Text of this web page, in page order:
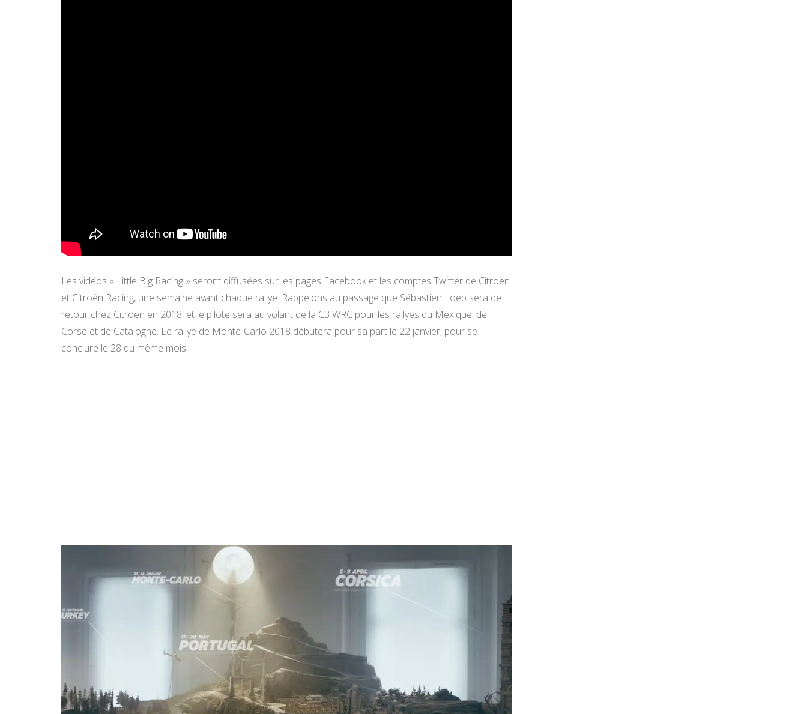
Les vidéos « Little Big Racing » seront diffusées sur les pages Facebook et les comptes Twitter de Citroën
et Citroën Racing, une semaine avant chaque rallye. Rappelons au passage que Sébastien Loeb sera de
retour chez Citroën en 2018, et le pilote sera au volant de la C3 WRC pour les rallyes du Mexique, de
Corse et de Catalogne. Le rallye de Monte-Carlo 2018 débutera pour sa part le 22 janvier, pour se
conclure le 28 du même mois.